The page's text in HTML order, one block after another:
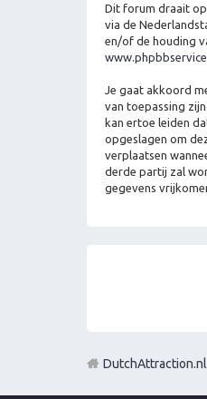
Dit forum draait
via de
en/of de houding
Je gaat akkoord
van toepassing
kan ertoe leiden
opgeslagen om
verplaatsen
derde partij zal
gegevens
DutchAttraction.nl